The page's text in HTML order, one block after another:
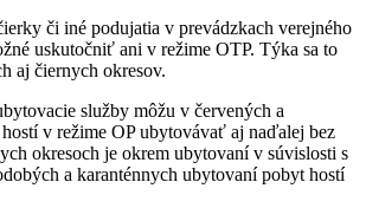
či iné podujatia v prevádzkach verejného
uskutočniť ani v režime OTP. Týka sa to
aj čiernych okresov.
služby môžu v červených a
v režime OP ubytovávať aj naďalej bez
okresoch je okrem ubytovaní v súvislosti s
a karanténnych ubytovaní pobyt hostí